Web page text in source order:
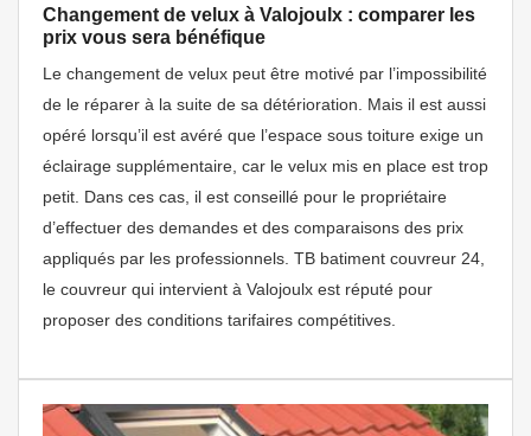
Changement de velux à Valojoulx : comparer les
prix vous sera bénéfique
Le changement de velux peut être motivé par l’impossibilité
de le réparer à la suite de sa détérioration. Mais il est aussi
opéré lorsqu’il est avéré que l’espace sous toiture exige un
éclairage supplémentaire, car le velux mis en place est trop
petit. Dans ces cas, il est conseillé pour le propriétaire
d’effectuer des demandes et des comparaisons des prix
appliqués par les professionnels. TB batiment couvreur 24,
le couvreur qui intervient à Valojoulx est réputé pour
proposer des conditions tarifaires compétitives.